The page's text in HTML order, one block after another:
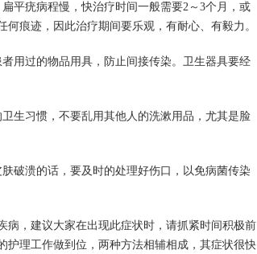
平疣病程慢，快治疗时间一般需要2～3个月，或
痕迹，因此治疗期间要乐观，有耐心、有毅力。
用过的物品用具，防止间接传染。卫生器具要经
生习惯，不要乱用其他人的洗漱用品，尤其是脸
破溃的话，要及时的处理好伤口，以免病菌传染
病，建议大家在出现此症状时，请抓紧时间积极前
护理工作做到位，两种方法相辅相成，其症状很快
柯仙花